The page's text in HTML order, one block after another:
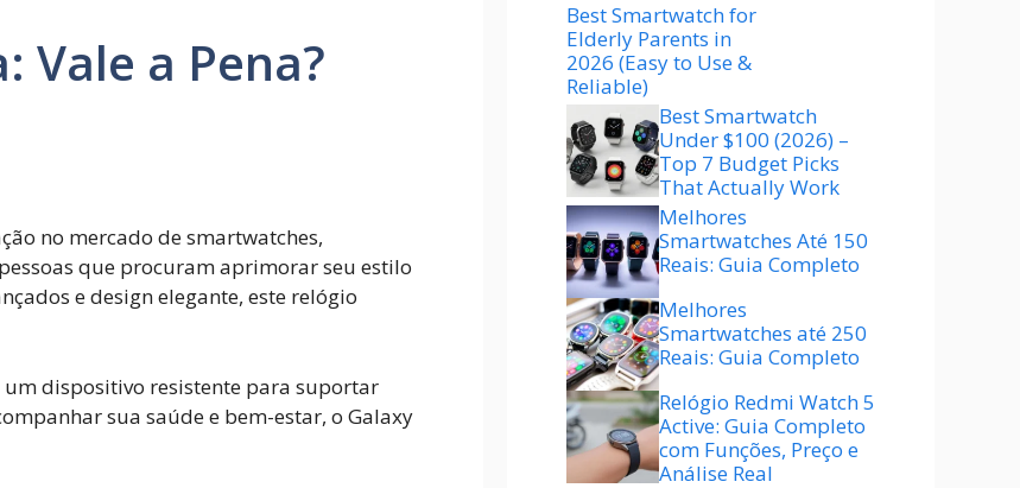
Vale a Pena?
no mercado de smartwatches,
que procuram aprimorar seu estilo
e design elegante, este relógio
dispositivo resistente para suportar
sua saúde e bem-estar, o Galaxy
Best Smartwatch for
Elderly Parents in
2026 (Easy to Use &
Reliable)
Best Smartwatch
Under $100 (2026) –
Top 7 Budget Picks
That Actually Work
Melhores
Smartwatches Até 150
Reais: Guia Completo
Melhores
Smartwatches até 250
Reais: Guia Completo
Relógio Redmi Watch 5
Active: Guia Completo
com Funções, Preço e
Análise Real